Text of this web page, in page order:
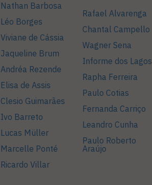
Nathan Barbosa
Léo Borges
Viviane de Cássia
Jaqueline Brum
Andréa Rezende
Elisa de Assis
Clesio Guimarães
Ivo Barreto
Lucas Müller
Marcelle Ponté
Ricardo Villar
Rafael Alvarenga
Chantal Campello
Wagner Sena
Informe dos Lagos
Rapha Ferreira
Paulo Cotias
Fernanda Carriço
Leandro Cunha
Paulo Roberto
Araújo